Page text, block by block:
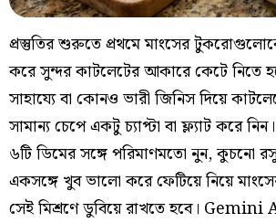
প্রস্তুতির শুরুতে প্রথমে মাংসের
করে সুন্দর কাটলেটের আকারে কেটে নিতে
সাহায্যে বা কোনও ভারী জিনিস দিয়ে
সামান্য চেপে একটু চ্যাপ্টা বা ফ্ল্যাট করে
৬টি ডিমের সঙ্গে পরিমাণমতো নুন, কুচনো
একসঙ্গে খুব ভালো করে ফেটিয়ে নিয়ে
সেই মিশ্রণে ডুবিয়ে রাখতে হবে। Gemini